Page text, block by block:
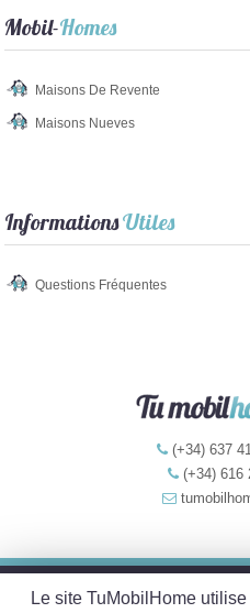
Mobil-Homes
Maisons De Revente
Maisons Nueves
InformationsUtiles
Questions Fréquentes
(+34) 637
(+34) 616
Mentions Légales -Politique de
Le site TuMobilHome